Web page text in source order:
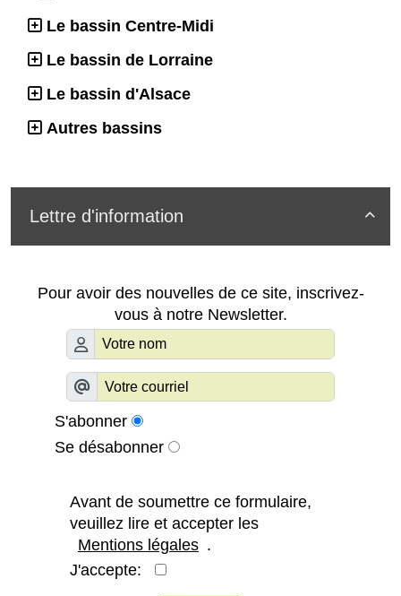
Le bassin Centre-Midi
Le bassin de Lorraine
Le bassin d'Alsace
Autres bassins

Lettre d'information
Pour avoir des nouvelles de ce site, inscrivez-
vous à notre Newsletter.
S'abonner
Se désabonner
Avant de soumettre ce formulaire,
veuillez lire et accepter les
Mentions légales .
J'accepte: